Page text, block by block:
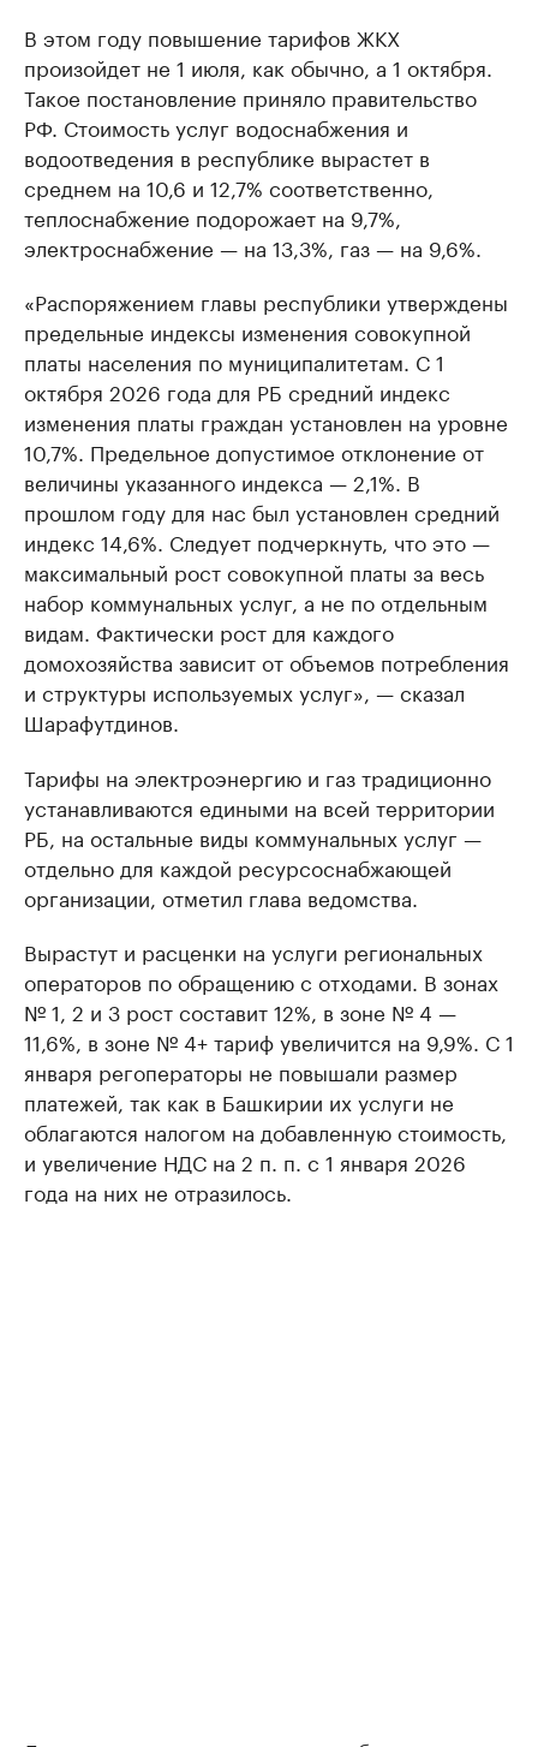
В этом году повышение тарифов ЖКХ
произойдет не 1 июля, как обычно, а 1 октября.
Такое постановление приняло правительство
РФ. Стоимость услуг водоснабжения и
водоотведения в республике вырастет в
среднем на 10,6 и 12,7% соответственно,
теплоснабжение подорожает на 9,7%,
электроснабжение — на 13,3%, газ — на 9,6%.
«Распоряжением главы республики утверждены
предельные индексы изменения совокупной
платы населения по муниципалитетам. С 1
октября 2026 года для РБ средний индекс
изменения платы граждан установлен на уровне
10,7%. Предельное допустимое отклонение от
величины указанного индекса — 2,1%. В
прошлом году для нас был установлен средний
индекс 14,6%. Следует подчеркнуть, что это —
максимальный рост совокупной платы за весь
набор коммунальных услуг, а не по отдельным
видам. Фактически рост для каждого
домохозяйства зависит от объемов потребления
и структуры используемых услуг», — сказал
Шарафутдинов.
Тарифы на электроэнергию и газ традиционно
устанавливаются едиными на всей территории
РБ, на остальные виды коммунальных услуг —
отдельно для каждой ресурсоснабжающей
организации, отметил глава ведомства.
Вырастут и расценки на услуги региональных
операторов по обращению с отходами. В зонах
№ 1, 2 и 3 рост составит 12%, в зоне № 4 —
11,6%, в зоне № 4+ тариф увеличится на 9,9%. С 1
января регоператоры не повышали размер
платежей, так как в Башкирии их услуги не
облагаются налогом на добавленную стоимость,
и увеличение НДС на 2 п. п. с 1 января 2026
года на них не отразилось.